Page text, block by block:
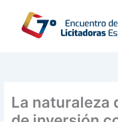
contenido
La naturaleza